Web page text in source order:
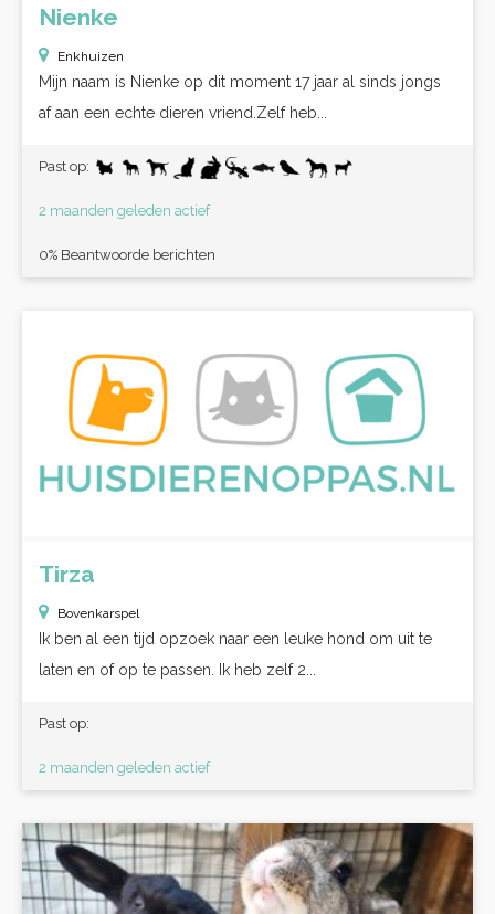
Nienke
Enkhuizen
Mijn naam is Nienke op dit moment 17 jaar al sinds jongs
af aan een echte dieren vriend.Zelf heb...
Past op:
2 maanden geleden actief
0% Beantwoorde berichten
Tirza
Bovenkarspel
Ik ben al een tijd opzoek naar een leuke hond om uit te
laten en of op te passen. Ik heb zelf 2...
Past op:
2 maanden geleden actief